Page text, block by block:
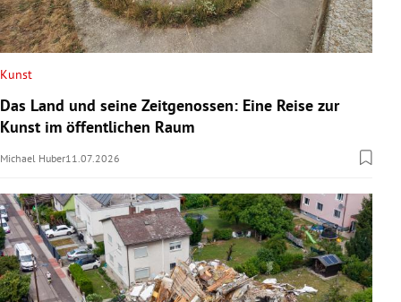
Kunst
Das Land und seine Zeitgenossen: Eine Reise zur
Kunst im öffentlichen Raum
Michael Huber11.07.2026